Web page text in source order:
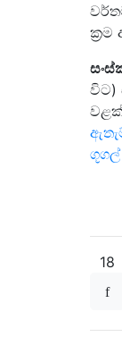
විට)
ගූගල්
18